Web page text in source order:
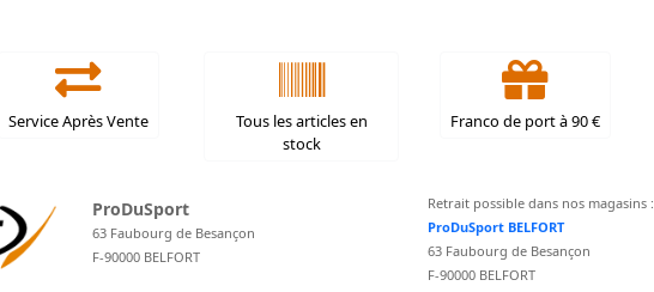
Service Après Vente
Tous les articles en
stock
Franco de port à 90 €
ProDuSport
63 Faubourg de Besançon
F-90000 BELFORT
Retrait possible dans nos magasins :
ProDuSport BELFORT
63 Faubourg de Besançon
F-90000 BELFORT